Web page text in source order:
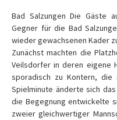
Bad Salzungen Die Gäste
Gegner für die Bad
wieder gewachsenen Kader
Zunächst machten die
Veilsdorfer in deren eigene
sporadisch zu Kontern,
Spielminute änderte sich
die Begegnung entwickelte
zweier gleichwertiger